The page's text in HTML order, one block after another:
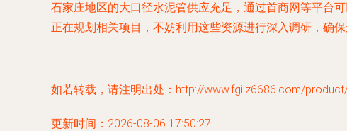
石家庄地区的大口径水泥管供应充足，通过首商网等平台
正在规划相关项目，不妨利用这些资源进行深入调研，确保
如若转载，请注明出处：http://www.fgilz6686.com/
更新时间：2026-08-06 17:50:27